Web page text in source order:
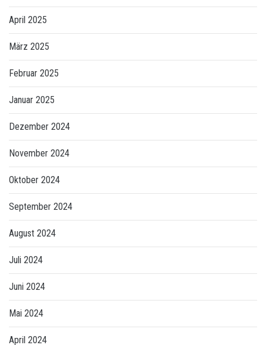
April 2025
März 2025
Februar 2025
Januar 2025
Dezember 2024
November 2024
Oktober 2024
September 2024
August 2024
Juli 2024
Juni 2024
Mai 2024
April 2024